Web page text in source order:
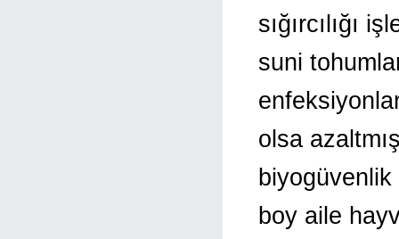
sığırcılığı
suni
olsa
boy aile